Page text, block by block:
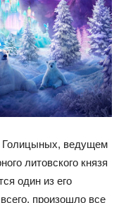
Голицыных, ведущем
литовского князя
один из его
произошло все